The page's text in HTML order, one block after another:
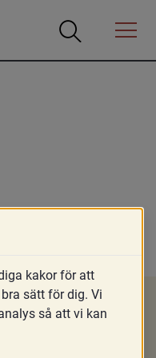
Öppna
Öppna
Menyn
kakor för att
sätt för dig. Vi
så att vi kan